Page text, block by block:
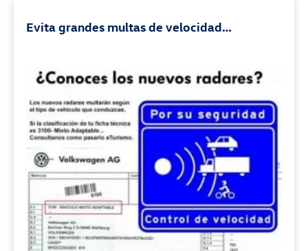
Evita grandes multas de velocidad